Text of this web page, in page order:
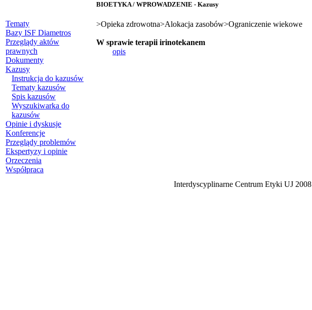
Tematy
Bazy ISF Diametros
Przeglądy aktów
prawnych
Dokumenty
Kazusy
Instrukcja do kazusów
Tematy kazusów
Spis kazusów
Wyszukiwarka do
kazusów
Opinie i dyskusje
Konferencje
Przeglądy problemów
Ekspertyzy i opinie
Orzeczenia
Współpraca
BIOETYKA / WPROWADZENIE - Kazusy
>Opieka zdrowotna>Alokacja zasobów>Ograniczenie wiekowe
W sprawie terapii irinotekanem
opis
Interdyscyplinarne Centrum Etyki UJ 2008